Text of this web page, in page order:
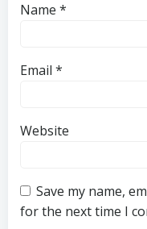
Name *
Email *
Website
Save my name,
for the next time I